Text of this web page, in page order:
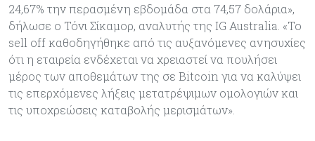
24,67% την περασμένη εβδομάδα στα 74,57 δολάρια»,
δήλωσε ο Τόνι Σίκαμορ, αναλυτής της IG Australia. «Το
sell off καθοδηγήθηκε από τις αυξανόμενες ανησυχίες
ότι η εταιρεία ενδέχεται να χρειαστεί να πουλήσει
μέρος των αποθεμάτων της σε Bitcoin για να καλύψει
τις επερχόμενες λήξεις μετατρέψιμων ομολογιών και
τις υποχρεώσεις καταβολής μερισμάτων».